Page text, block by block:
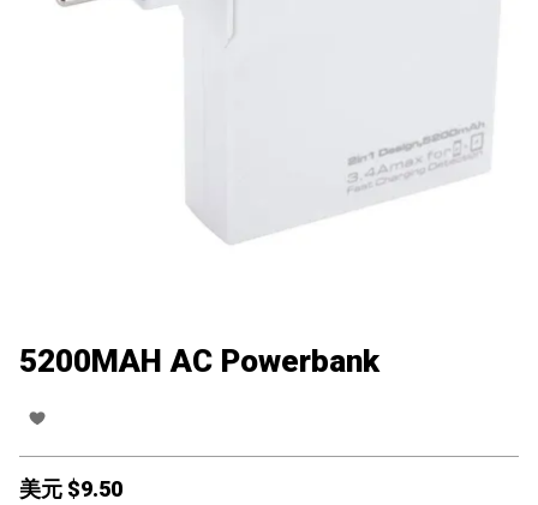
5200MAH AC Powerbank
美元 $9.50